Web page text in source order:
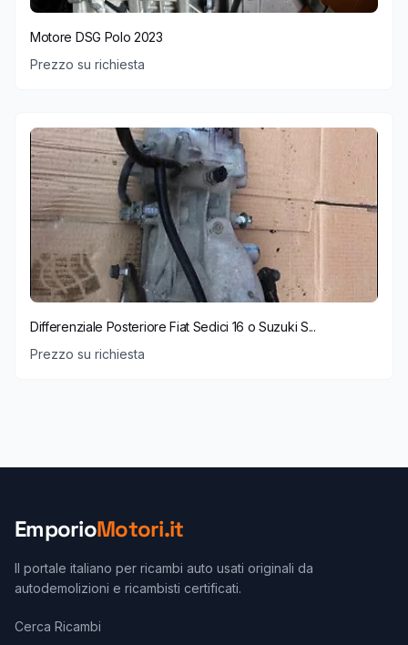
Motore DSG Polo 2023
Prezzo su richiesta
Differenziale Posteriore Fiat Sedici 16 o Suzuki S...
Prezzo su richiesta
EmporioMotori.it
Il portale italiano per ricambi auto usati originali da
autodemolizioni e ricambisti certificati.
Cerca Ricambi